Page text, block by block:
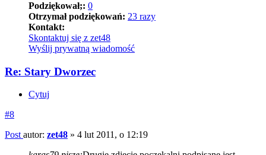
Podziękował;: 0
Otrzymał podziękowań: 23 razy
Kontakt:
Skontaktuj się z zet48
Wyślij prywatną wiadomość
Re: Stary Dworzec
Cytuj
#8
Post autor: zet48 » 4 lut 2011, o 12:19